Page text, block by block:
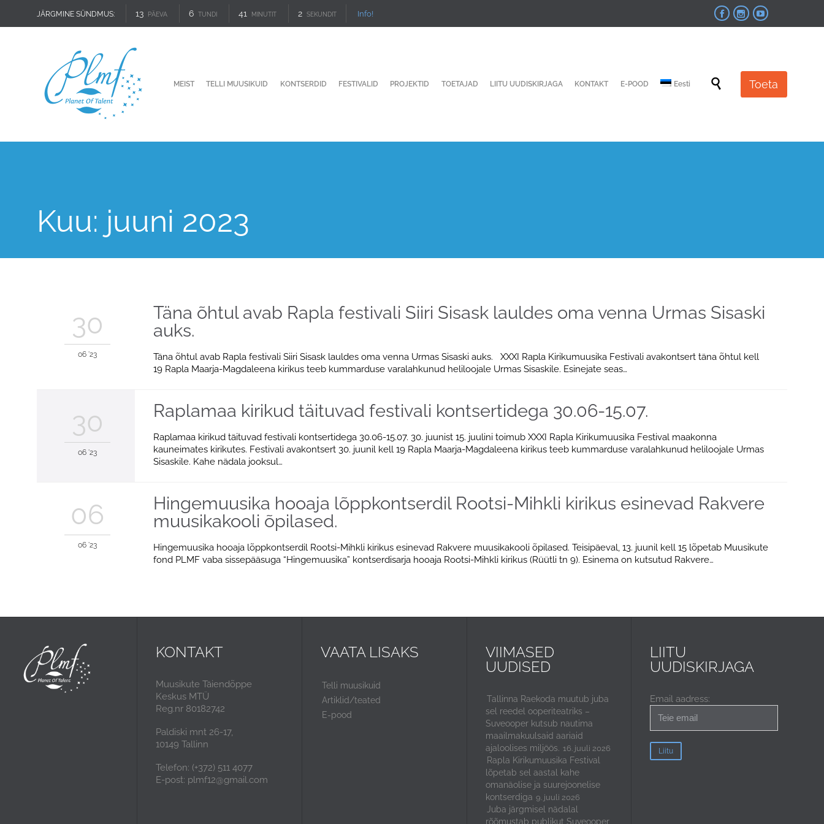
JÄRGMINE SÜNDMUS: 13 PÄEVA 6 TUNDI 41 MINUTIT 2 SEKUNDIT Info!   
Skip
MEIST TELLI MUUSIKUID KONTSERDID FESTIVALID PROJEKTID TOETAJAD LIITU UUDISKIRJAGA KONTAKT E-POOD Eesti  Toeta
Kuu: juuni 2023
30
06 '23
Täna õhtul avab Rapla festivali Siiri Sisask lauldes oma venna Urmas Sisaski
auks.
Täna õhtul avab Rapla festivali Siiri Sisask lauldes oma venna Urmas Sisaski auks. XXXI Rapla Kirikumuusika Festivali avakontsert täna õhtul kell
19 Rapla Maarja-Magdaleena kirikus teeb kummarduse varalahkunud heliloojale Urmas Sisaskile. Esinejate seas…
30
06 '23
Raplamaa kirikud täituvad festivali kontsertidega 30.06-15.07.
Raplamaa kirikud täituvad festivali kontsertidega 30.06-15.07. 30. juunist 15. juulini toimub XXXI Rapla Kirikumuusika Festival maakonna
kauneimates kirikutes. Festivali avakontsert 30. juunil kell 19 Rapla Maarja-Magdaleena kirikus teeb kummarduse varalahkunud heliloojale Urmas
Sisaskile. Kahe nädala jooksul…
06
06 '23
Hingemuusika hooaja lõppkontserdil Rootsi-Mihkli kirikus esinevad Rakvere
muusikakooli õpilased.
Hingemuusika hooaja lõppkontserdil Rootsi-Mihkli kirikus esinevad Rakvere muusikakooli õpilased. Teisipäeval, 13. juunil kell 15 lõpetab Muusikute
fond PLMF vaba sissepääsuga “Hingemuusika” kontserdisarja hooaja Rootsi-Mihkli kirikus (Rüütli tn 9). Esinema on kutsutud Rakvere…
KONTAKT
Muusikute Täiendõppe
Keskus MTÜ
Reg.nr 80182742
Paldiski mnt 26-17,
10149 Tallinn
Telefon: (+372) 511 4077
E-post: plmf12@gmail.com
VAATA LISAKS
Telli muusikuid
Artiklid/teated
E-pood
VIIMASED
UUDISED
Tallinna Raekoda muutub juba
sel reedel ooperiteatriks –
Suveooper kutsub nautima
maailmakuulsaid aariaid
ajaloolises miljöös. 16. juuli 2026
Rapla Kirikumuusika Festival
lõpetab sel aastal kahe
omanäolise ja suurejoonelise
kontserdiga 9. juuli 2026
Juba järgmisel nädalal
rõõmustab publikut Suveooper
LIITU
UUDISKIRJAGA
Email aadress: